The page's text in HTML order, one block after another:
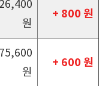
원
+ 800 원
원
+ 600 원